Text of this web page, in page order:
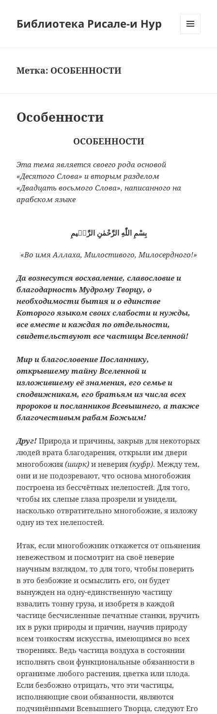
Библиотека Рисале-и Нур
Метка: ОСОБЕННОСТИ
Особенности
ОСОБЕННОСТИ
Эта тема является своего рода основой
«Десятого Слова» и вторым разделом
«Двадцать восьмого Слова», написанного на
арабском языке
بِسْمِ اللّٰهِ الرَّحْمٰنِ الرَّحٖيمِ
«Во имя Аллаха, Милостивого, Милосердного!»
Да вознесутся восхваление, славословие и
благодарность Мудрому Творцу, о
необходимости бытия и о единстве
Которого языком своих слабости и нужды,
все вместе и каждая по отдельности,
свидетельствуют все частицы Вселенной!
Мир и благословение Посланнику,
открывшему тайну Вселенной и
изложившему её знамения, его семье и
сподвижникам, его братьям из числа всех
пророков и посланников Всевышнего, а также
благочестивым рабам Божьим!
Друг! Природа и причины, закрыв для некоторых
людей врата благодарения, открыли им двери
многобожия(ширк) и неверия(куфр). Между тем,
они и не подозревают, что основа многобожия
построена из бессчётных нелепостей. Для того,
чтобы их слепые глаза прозрели и увидели,
насколько отвратительно многобожие, я изложу
одну из тех нелепостей.
Итак, если многобожник откажется от опьянения
невежеством и посмотрит на своё неверие
научным взглядом, то для того, чтобы поверить
в это безбожие и осмыслить его, он будет
вынужден на одну-единственную частицу
взвалить тонну груза, и изобретя в каждой
частице бесчисленные печатные станки, вручить
их в руки природы и причин, научив природу
всем тонкостям искусства, имеющимся во всех
творениях. Ведь частица воздуха в состоянии
исполнять свои функциональные обязанности в
организме любого растения, цветка или плода.
Если безбожно отрицать, что эти частицы,
исполняющие свои обязанности, являются
подчинёнными Всевышнего Творца, следуют Его